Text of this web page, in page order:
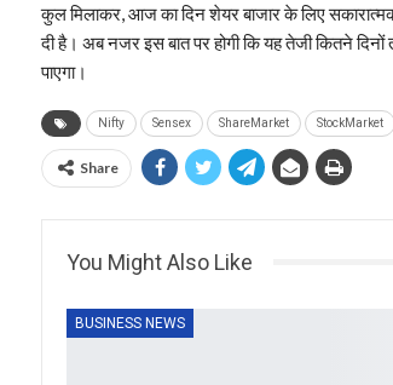
कुल मिलाकर, आज का दिन शेयर बाजार के लिए
दी है। अब नजर इस बात पर होगी कि यह तेजी कितने
पाएगा।
Nifty Sensex ShareMarket StockMarket
Share
You Might Also Like
BUSINESS NEWS